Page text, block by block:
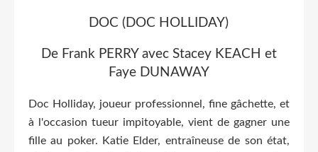
DOC (DOC HOLLIDAY)
De Frank PERRY avec Stacey KEACH et
Faye DUNAWAY
Doc Holliday, joueur professionnel, fine gâchette, et
à l'occasion tueur impitoyable, vient de gagner une
fille au poker. Katie Elder, entraîneuse de son état,